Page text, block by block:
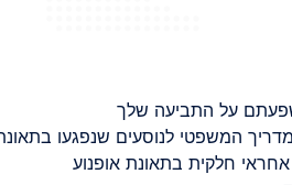
על התביעה שלך
המשפטי לנוסעים שנפגעו
חלקית בתאונת אופנוע